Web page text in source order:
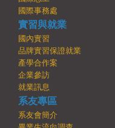
國際事務處
實習與就業
國內實習
品牌實習保證就業
產學合作案
企業參訪
就業訊息
系友專區
系友會簡介